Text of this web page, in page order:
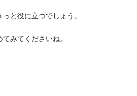
と役に立つでしょう。
みてくださいね。